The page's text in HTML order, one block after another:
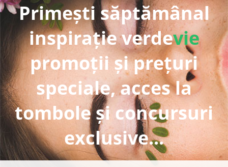
Primești săptămânal
inspirație verdevie
promoții și prețuri
speciale, acces la
tombole și concursuri
exclusive...